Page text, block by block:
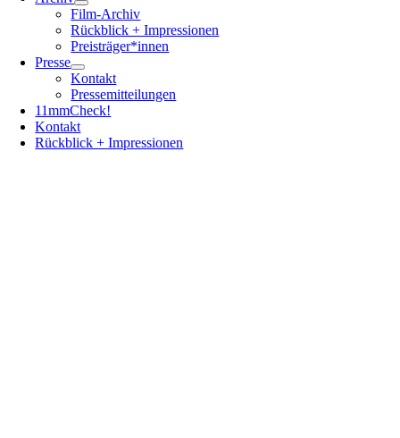
Film-Archiv
Rückblick + Impressionen
Preisträger*innen
Presse
Kontakt
Pressemitteilungen
11mmCheck!
Kontakt
Rückblick + Impressionen